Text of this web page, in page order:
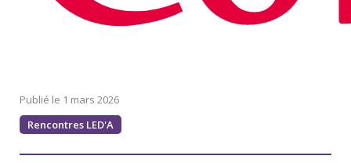
1 mars 2026
Rencontres LED'A